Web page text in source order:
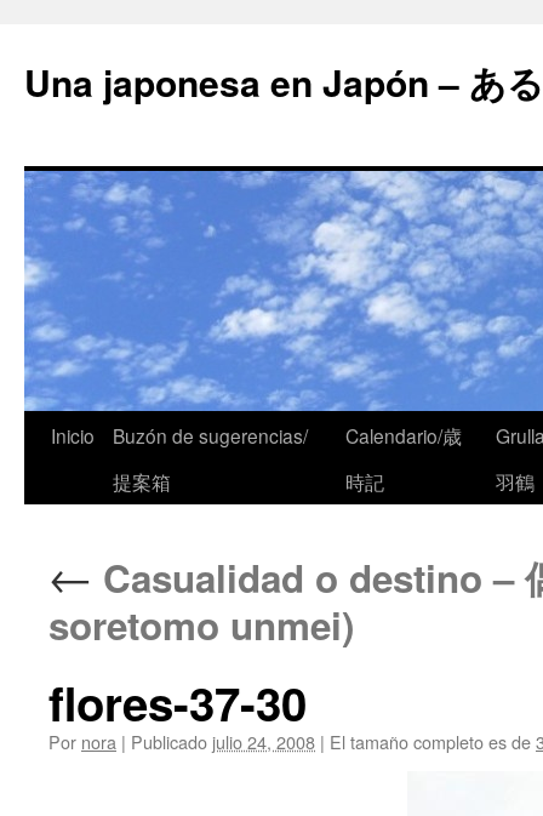
Una japonesa en Japón – あ
Inicio
Buzón de sugerencias/
提案箱
Calendario/歳
時記
羽鶴
← Casualidad o destino –
soretomo unmei)
flores-37-30
Por nora | Publicado julio 24, 2008 | El tamaño completo es de